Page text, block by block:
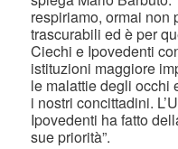
respiriamo, ormai non
trascurabili ed è per
Ciechi e Ipovedenti
istituzioni maggiore
le malattie degli occhi
i nostri concittadini.
Ipovedenti ha fatto
sue priorità”.